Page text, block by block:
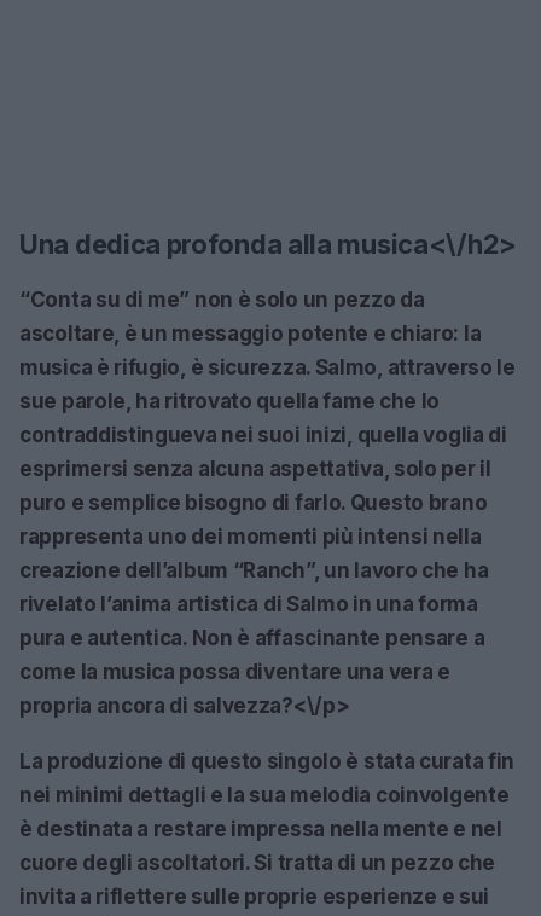
Una dedica profonda alla musica<\/h2>
“Conta su di me” non è solo un pezzo da
ascoltare, è un messaggio potente e chiaro: la
musica è rifugio, è sicurezza. Salmo, attraverso le
sue parole, ha ritrovato quellafame che lo
contraddistingueva nei suoi inizi, quella voglia di
esprimersi senza alcuna aspettativa, solo per il
puro e semplice bisogno di farlo. Questo brano
rappresenta uno dei momenti più intensi nella
creazione dell’album “Ranch”, un lavoro che ha
rivelato l’anima artistica di Salmo in una forma
pura e autentica. Non è affascinante pensare a
come la musica possa diventare una vera e
propria ancora di salvezza?<\/p>
La produzione di questo singolo è stata curata fin
nei minimi dettagli e la sua melodia coinvolgente
è destinata a restare impressa nella mente e nel
cuore degli ascoltatori. Si tratta di un pezzo che
invita a riflettere sulle proprie esperienze e sui